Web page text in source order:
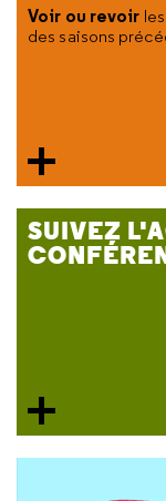
Voir ou revoir
des saisons
SUIVEZ